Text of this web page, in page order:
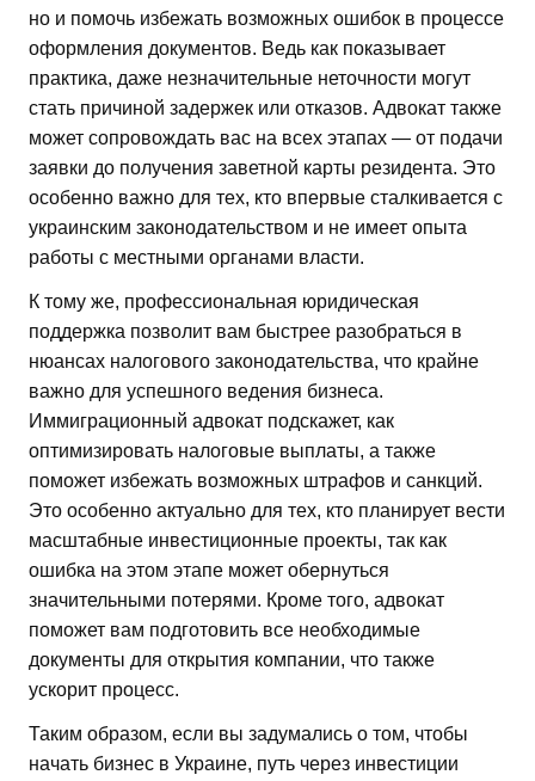
но и помочь избежать возможных ошибок в процессе
оформления документов. Ведь как показывает
практика, даже незначительные неточности могут
стать причиной задержек или отказов. Адвокат также
может сопровождать вас на всех этапах — от подачи
заявки до получения заветной карты резидента. Это
особенно важно для тех, кто впервые сталкивается с
украинским законодательством и не имеет опыта
работы с местными органами власти.
К тому же, профессиональная юридическая
поддержка позволит вам быстрее разобраться в
нюансах налогового законодательства, что крайне
важно для успешного ведения бизнеса.
Иммиграционный адвокат подскажет, как
оптимизировать налоговые выплаты, а также
поможет избежать возможных штрафов и санкций.
Это особенно актуально для тех, кто планирует вести
масштабные инвестиционные проекты, так как
ошибка на этом этапе может обернуться
значительными потерями. Кроме того, адвокат
поможет вам подготовить все необходимые
документы для открытия компании, что также
ускорит процесс.
Таким образом, если вы задумались о том, чтобы
начать бизнес в Украине, путь через инвестиции